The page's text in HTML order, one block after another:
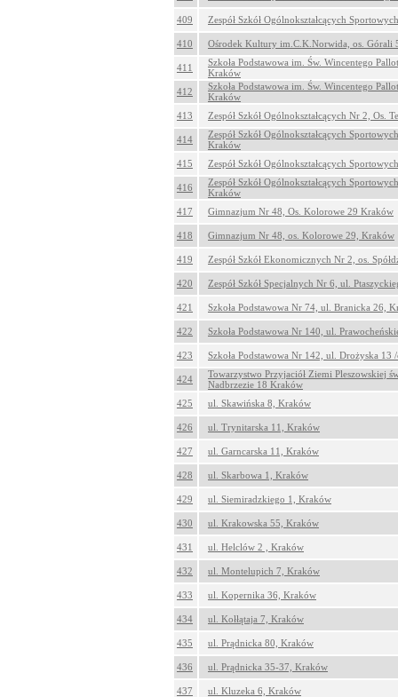
409 Zespół Szkół Ogólnokształcących
410 Ośrodek Kultury im.C.K.Norwida, os. Górali
411
Szkoła Podstawowa im. Św. Wincentego
Kraków
412
Szkoła Podstawowa im. Św. Wincentego
Kraków
413
Zespół Szkół Ogólnokształcących Nr 2, Os.
414
Zespół Szkół Ogólnokształcących
Kraków
415
Zespół Szkół Ogólnokształcących
416
Zespół Szkół Ogólnokształcących
Kraków
417
Gimnazjum Nr 48, Os. Kolorowe 29 Kraków
418 Gimnazjum Nr 48, os. Kolorowe 29, Kraków
419 Zespół Szkół Ekonomicznych Nr 2, os.
420 Zespół Szkół Specjalnych Nr 6, ul.
421 Szkoła Podstawowa Nr 74, ul. Branicka 26,
422 Szkoła Podstawowa Nr 140, ul.
423 Szkoła Podstawowa Nr 142, ul. Drożyska 13
424
Towarzystwo Przyjaciół Ziemi Pleszowskiej
Nadbrzezie 18 Kraków
425
ul. Skawińska 8, Kraków
426 ul. Trynitarska 11, Kraków
427 ul. Garncarska 11, Kraków
428 ul. Skarbowa 1, Kraków
429 ul. Siemiradzkiego 1, Kraków
430 ul. Krakowska 55, Kraków
431 ul. Helclów 2 , Kraków
432 ul. Montelupich 7, Kraków
433 ul. Kopernika 36, Kraków
434 ul. Kołłątaja 7, Kraków
435 ul. Prądnicka 80, Kraków
436 ul. Prądnicka 35-37, Kraków
437 ul. Kluzeka 6, Kraków